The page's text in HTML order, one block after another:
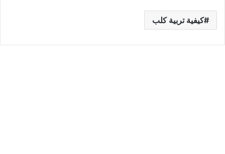
كيفية تربية كلب